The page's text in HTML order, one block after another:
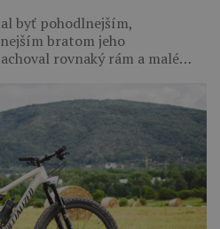
byť pohodlnejším,
bratom jeho
rovnaký rám a malé…